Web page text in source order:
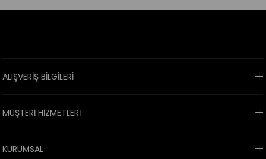
ALIŞVERİŞ BİLGİLERİ
MÜŞTERİ HİZMETLERİ
KURUMSAL